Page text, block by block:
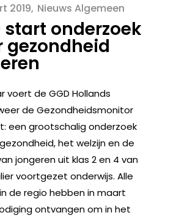
2019 Nieuws Algemeen
start onderzoek
gezondheid
voert de GGD Hollands
de Gezondheidsmonitor
een grootschalig onderzoek
het welzijn en de
jongeren uit klas 2 en 4 van
voortgezet onderwijs. Alle
de regio hebben in maart
ontvangen om in het